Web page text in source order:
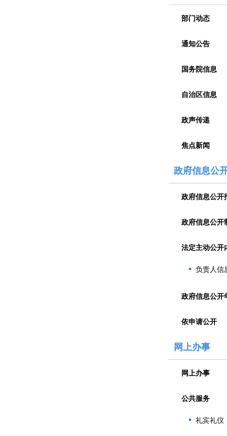
部门动态
通知公告
国务院信息
自治区信息
政声传递
焦点新闻
政府信息公
政府信息公开
政府信息公开
法定主动公开
负责人信
政府信息公开
依申请公开
网上办事
网上办事
公共服务
礼宾礼仪